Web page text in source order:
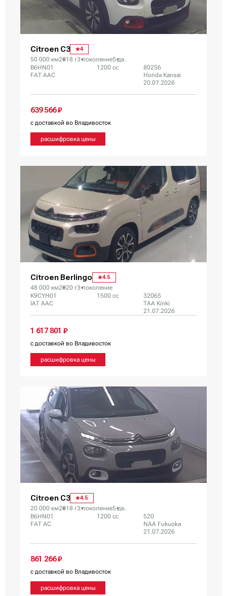
Citroen C3 4
50 000 км2018 г3 поколение5 дв.
B6HN01
FAT AAC
1200 сс
80256
Honda Kansai
20.07.2026
639 566 ₽
с доставкой во Владивосток
расшифровка цены
Citroen Berlingo 4.5
48 000 км2020 г3 поколение
K9CYH01
IAT AAC
1500 сс
32065
TAA Kinki
21.07.2026
1 617 801 ₽
с доставкой во Владивосток
расшифровка цены
Citroen C3 4.5
20 000 км2018 г3 поколение5 дв.
B6HN01
FAT AC
1200 сс
520
NAA Fukuoka
21.07.2026
861 266 ₽
с доставкой во Владивосток
расшифровка цены